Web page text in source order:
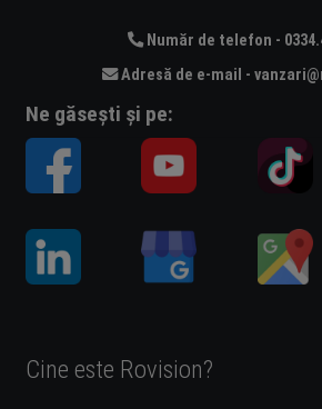
Număr de telefon -
Adresă de e-mail -
Ne găsești și pe:
Cine este Rovision?